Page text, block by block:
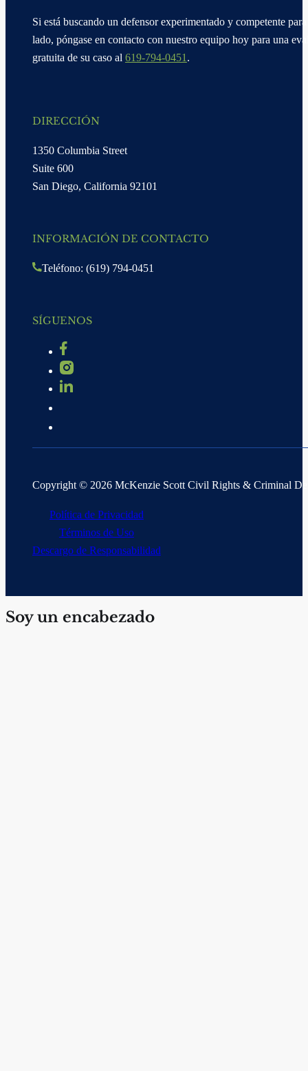
Si está buscando un defensor experimentado y competente
lado, póngase en contacto con nuestro equipo hoy para una
gratuita de su caso al 619-794-0451.
DIRECCIÓN
1350 Columbia Street
Suite 600
San Diego, California 92101
INFORMACIÓN DE CONTACTO
Teléfono: (619) 794-0451
SÍGUENOS
Copyright © 2026 McKenzie Scott Civil Rights & Criminal
Política de Privacidad
Términos de Uso
Descargo de Responsabilidad
Soy un encabezado